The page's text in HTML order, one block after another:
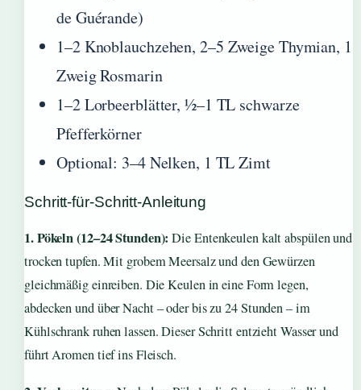
de Guérande)
1–2 Knoblauchzehen, 2–5 Zweige Thymian, 1
Zweig Rosmarin
1–2 Lorbeerblätter, ½–1 TL schwarze
Pfefferkörner
Optional: 3–4 Nelken, 1 TL Zimt
Schritt-für-Schritt-Anleitung
1. Pökeln (12–24 Stunden): Die Entenkeulen kalt abspülen und
trocken tupfen. Mit grobem Meersalz und den Gewürzen
gleichmäßig einreiben. Die Keulen in eine Form legen,
abdecken und über Nacht – oder bis zu 24 Stunden – im
Kühlschrank ruhen lassen. Dieser Schritt entzieht Wasser und
führt Aromen tief ins Fleisch.